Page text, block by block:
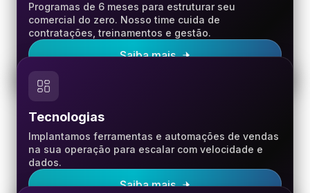
Programas de 6 meses para estruturar seu
comercial do zero. Nosso time cuida de
contratações, treinamentos e gestão.
Saiba mais
Tecnologias
Implantamos ferramentas e automações de vendas
na sua operação para escalar com velocidade e
dados.
Saiba mais